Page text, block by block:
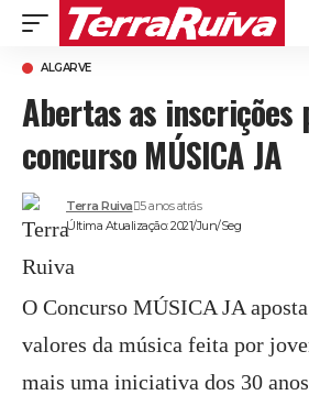
ALGARVE
Abertas as inscrições
concurso MÚSICA JA
Última Atualização: 2021/Jun/Seg
Terra Ruiva 5 anos atrás
O Concurso MÚSICA JA
valores da música feita por
mais uma iniciativa dos 30